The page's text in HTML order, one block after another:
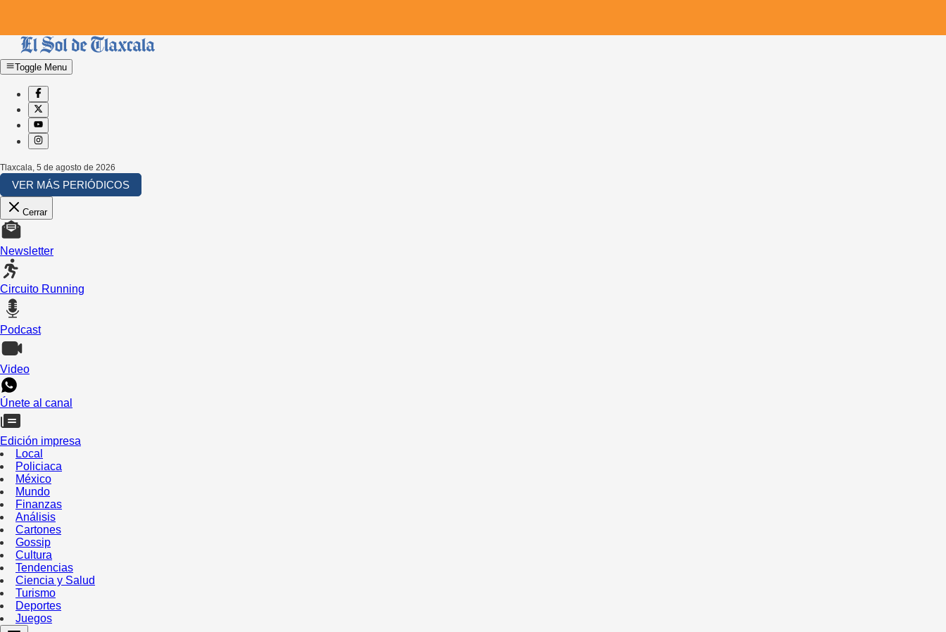
Toggle Menu
Tlaxcala 5 de agosto de 2026
VER MÁS PERIÓDICOS
Cerrar
Newsletter
Circuito Running
Podcast
Video
Únete al canal
Edición impresa
Local
Policiaca
México
Mundo
Finanzas
Análisis
Cartones
Gossip
Cultura
Tendencias
Ciencia y Salud
Turismo
Deportes
Juegos